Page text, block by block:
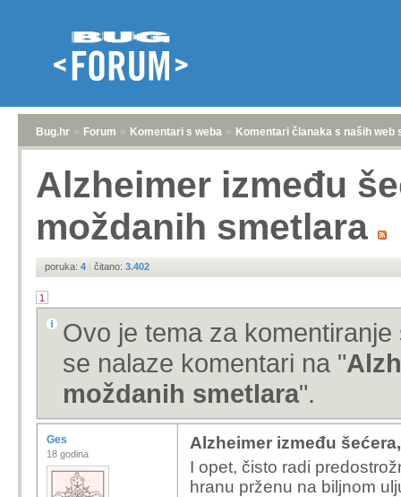
Bug.hr » Forum » Komentari s weba » Komentari članaka s naših web
Alzheimer između
moždanih smetlara
poruka: 4 | čitano: 3.402
1
Ovo je tema za
se nalaze komentari na "
moždanih smetlara".
Ges
18 godina
Alzheimer između
I opet, čisto radi
hranu prženu na biljnom